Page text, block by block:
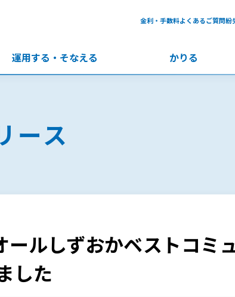
金利・手数料よくあるご質問紛
運用する ・ そなえる かりる
ース
ールしずおかベストコミ
した